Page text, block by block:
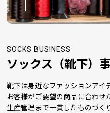
2025/07/23
夏季休業のお知らせ
2025/06/11
終日不在のお知らせ
2025/05/23
5/23(金)午後休業のお知らせ
SOCKS BUSINESS
ソックス（靴下）
靴下は身近なファッションアイ
お客様がご要望の商品に合わせ
生産管理まで一貫したものづく